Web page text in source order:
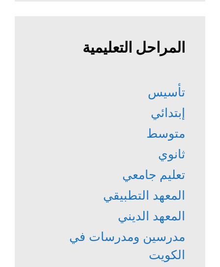
المراحل التعليمية
تأسيس
إبتدائي
متوسط
ثانوي
تعليم جامعي
المعهد التطبيقي
المعهد الديني
مدرسين ومدرسات في
الكويت